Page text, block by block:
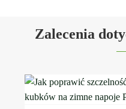
Zalecenia